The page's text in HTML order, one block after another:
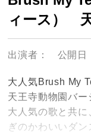
ィース）
出演者： 公開日
大人気Brush My
天王寺動物園バー
大人気の歌と共に
ぎのかわいいダ